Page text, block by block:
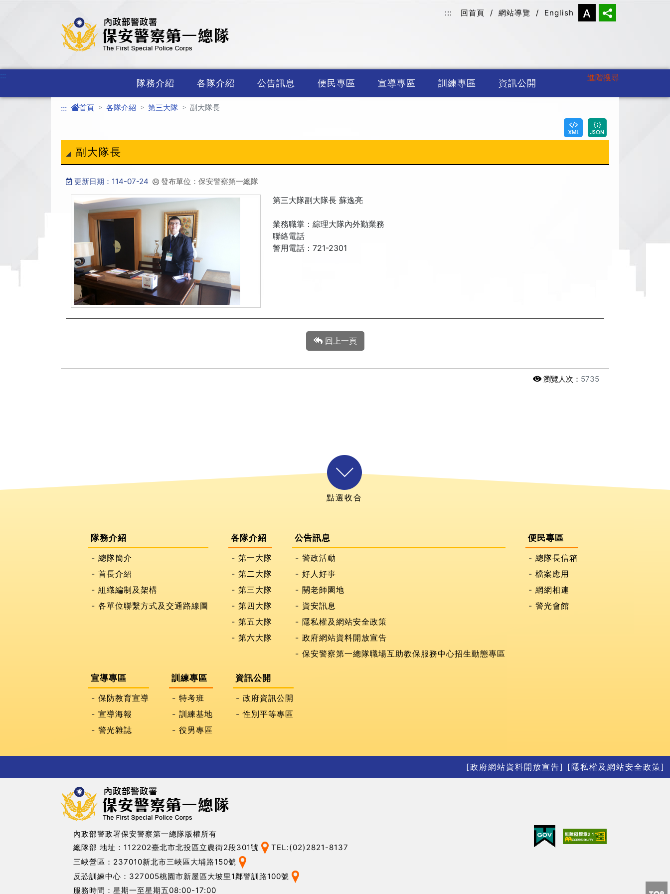
::: 回首頁 / 網站導覽 / English
進階搜尋
:::
隊務介紹 各隊介紹 公告訊息 便民專區 宣導專區 訓練專區 資訊公開
::: 首頁 各隊介紹 第三大隊 副大隊長
副大隊長
更新日期：114-07-24 發布單位：保安警察第一總隊
第三大隊副大隊長 蘇逸亮
業務職掌：綜理大隊內外勤業務
聯絡電話
警用電話：721-2301
回上一頁
瀏覽人次： 5735
隊務介紹
總隊簡介
首長介紹
組織編制及架構
各單位聯繫方式及交通路線圖
各隊介紹
第一大隊
第二大隊
第三大隊
第四大隊
第五大隊
第六大隊
公告訊息
警政活動
好人好事
關老師園地
資安訊息
隱私權及網站安全政策
政府網站資料開放宣告
保安警察第一總隊職場互助教保服務中心招生動態專區
便民專區
總隊長信箱
檔案應用
網網相連
警光會館
宣導專區
保防教育宣導
宣導海報
警光雜誌
訓練專區
特考班
訓練基地
役男專區
資訊公開
政府資訊公開
性別平等專區
[政府網站資料開放宣告] [隱私權及網站安全政策]
內政部警政署保安警察第一總隊版權所有
總隊部 地址：112202臺北市北投區立農街2段301號
TEL:(02)2821-8137
三峽營區：237010新北市三峽區大埔路150號
反恐訓練中心：327005桃園市新屋區大坡里1鄰警訓路100號
服務時間：星期一至星期五08:00-17:00